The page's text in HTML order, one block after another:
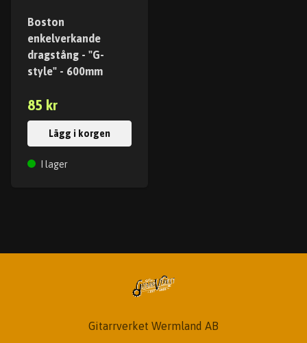
Boston
enkelverkande
dragstång - "G-
style" - 600mm
85 kr
Lägg i korgen
I lager
Gitarrverket Wermland AB